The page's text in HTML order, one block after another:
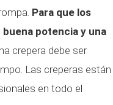
Para que los
potencia y una
crepera debe ser
Las creperas están
en todo el